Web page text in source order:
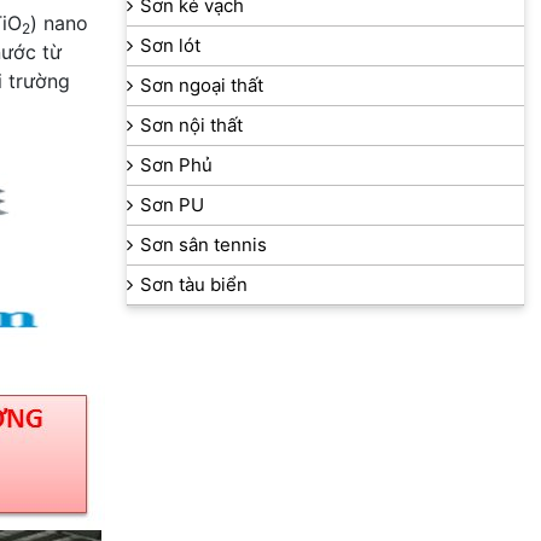
2) nano
từ
trường
Sơn kẻ vạch
Sơn lót
Sơn ngoại thất
Sơn nội thất
Sơn Phủ
Sơn PU
Sơn sân tennis
Sơn tàu biển